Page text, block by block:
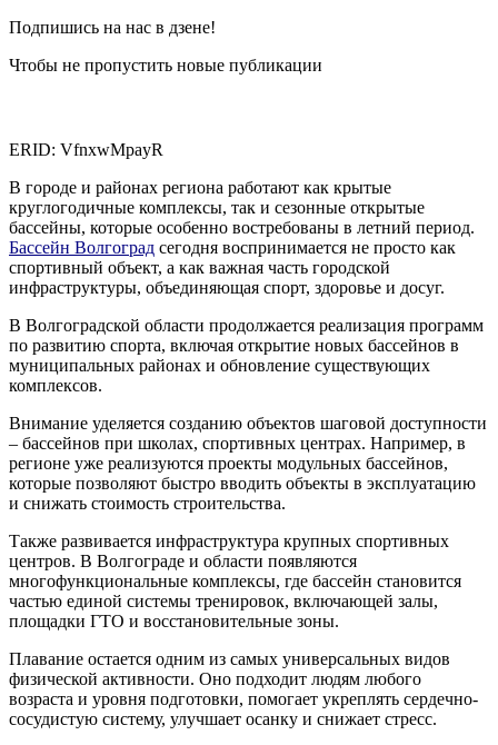
Подпишись на нас в дзене!
Чтобы не пропустить новые публикации
ERID: VfnxwMpayR
В городе и районах региона работают как крытые
круглогодичные комплексы, так и сезонные открытые
бассейны, которые особенно востребованы в летний период.
Бассейн Волгоград сегодня воспринимается не просто как
спортивный объект, а как важная часть городской
инфраструктуры, объединяющая спорт, здоровье и досуг.
В Волгоградской области продолжается реализация программ
по развитию спорта, включая открытие новых бассейнов в
муниципальных районах и обновление существующих
комплексов.
Внимание уделяется созданию объектов шаговой доступности
– бассейнов при школах, спортивных центрах. Например, в
регионе уже реализуются проекты модульных бассейнов,
которые позволяют быстро вводить объекты в эксплуатацию
и снижать стоимость строительства.
Также развивается инфраструктура крупных спортивных
центров. В Волгограде и области появляются
многофункциональные комплексы, где бассейн становится
частью единой системы тренировок, включающей залы,
площадки ГТО и восстановительные зоны.
Плавание остается одним из самых универсальных видов
физической активности. Оно подходит людям любого
возраста и уровня подготовки, помогает укреплять сердечно-
сосудистую систему, улучшает осанку и снижает стресс.